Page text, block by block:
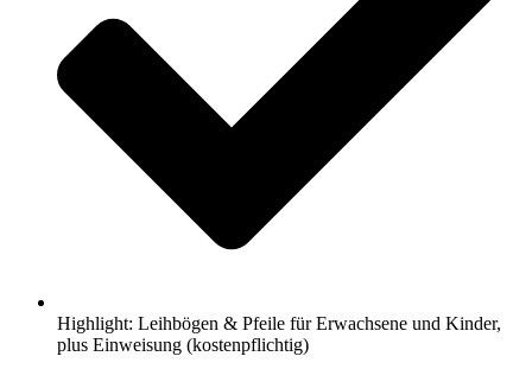
Highlight: Leihbögen & Pfeile für Erwachsene und Kinder,
plus Einweisung (kostenpflichtig)